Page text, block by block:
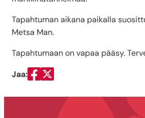
Tapahtuman aikana paikalla
Metsa Man.
Tapahtumaan on vapaa pääsy.
Jaa:
Jaa Facebookissa
Jaa Twitterissä